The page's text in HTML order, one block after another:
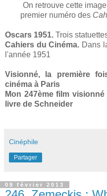
On retrouve cette
premier numéro des
Oscars 1951. Trois
Cahiers du Cinéma. Dans
l'année 1951
Visionné, la première
cinéma à Paris
Mon 247ème film
livre de Schneider
Cinéphile
Partager
09 février 2013